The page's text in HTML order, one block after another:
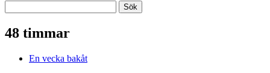
48 timmar
En vecka bakåt